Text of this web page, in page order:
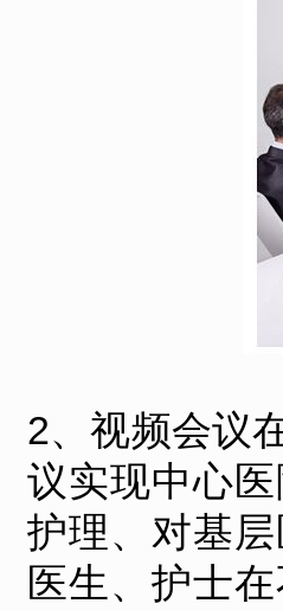
2、视频会议
议实现中心
护理、对基
医生、护士